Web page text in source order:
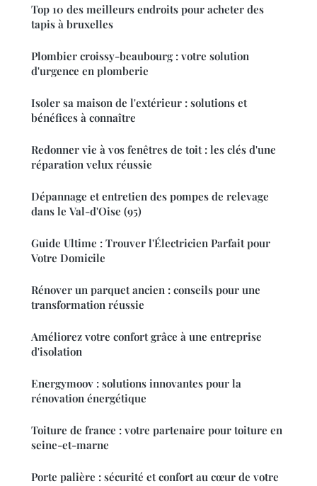
Top 10 des meilleurs endroits pour acheter des
tapis à bruxelles
Plombier croissy-beaubourg : votre solution
d'urgence en plomberie
Isoler sa maison de l'extérieur : solutions et
bénéfices à connaître
Redonner vie à vos fenêtres de toit : les clés d'une
réparation velux réussie
Dépannage et entretien des pompes de relevage
dans le Val-d'Oise (95)
Guide Ultime : Trouver l'Électricien Parfait pour
Votre Domicile
Rénover un parquet ancien : conseils pour une
transformation réussie
Améliorez votre confort grâce à une entreprise
d'isolation
Energymoov : solutions innovantes pour la
rénovation énergétique
Toiture de france : votre partenaire pour toiture en
seine-et-marne
Porte palière : sécurité et confort au cœur de votre